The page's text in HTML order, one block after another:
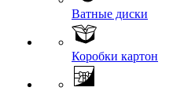
Ватные диски
Коробки картон